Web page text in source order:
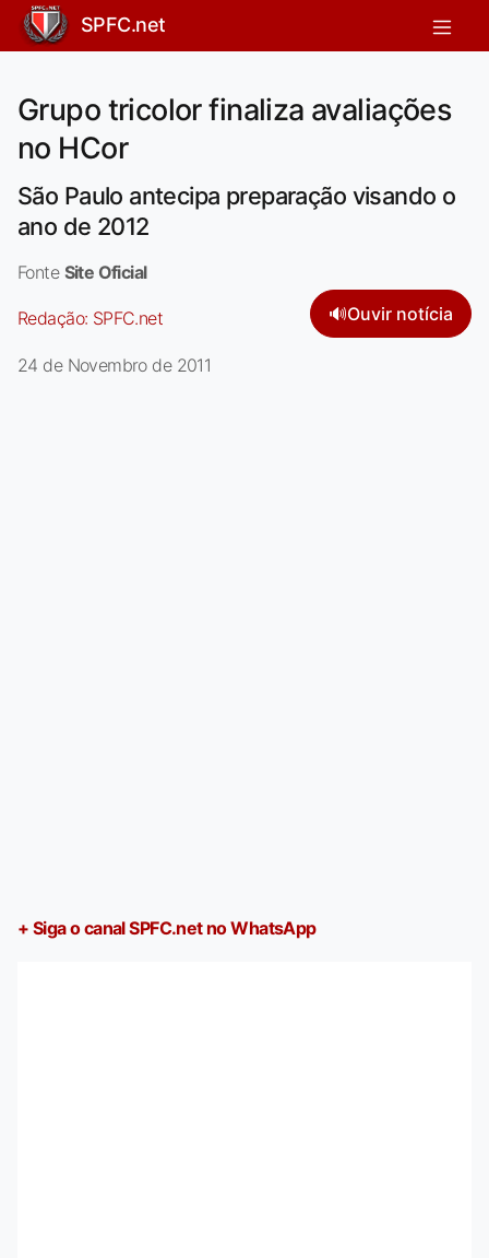
SPFC.net
Grupo tricolor finaliza avaliações
no HCor
São Paulo antecipa preparação visando o
ano de 2012
Fonte Site Oficial
Redação: SPFC.net 🔊Ouvir notícia
24 de Novembro de 2011
+ Siga o canal SPFC.net no WhatsApp